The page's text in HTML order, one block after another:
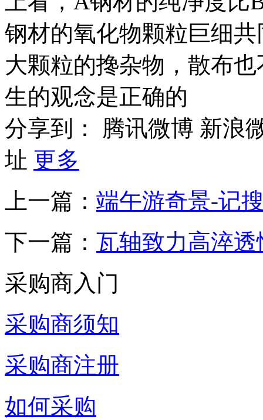
钢材的氧化物颗粒巨细
大颗粒的搀杂物，散布
生的观念是正确的
分享到：
腾讯微博 新浪
址 更多
上一篇： 端午游奇景-记
下一篇： 瓦轴致力高淬
采购商入门
采购商须知
采购商注册
如何采购